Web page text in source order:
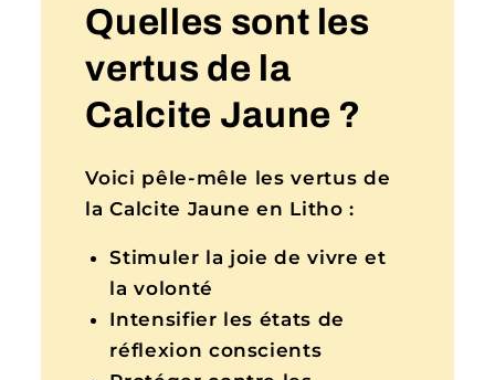
Quelles sont les
vertus de la
Calcite Jaune ?
Voici pêle-mêle les vertus de
la Calcite Jaune en Litho :
Stimuler la joie de vivre et
la volonté
Intensifier les états de
réflexion conscients